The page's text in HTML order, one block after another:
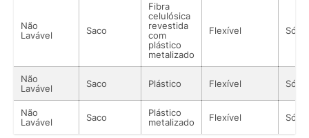
Não
Lavável
Saco
Fibra
celulósica
revestida
com
plástico
metalizado
Flexível
Não
Lavável
Saco Plástico Flexível
Não
Lavável
Saco
Plástico
metalizado
Flexível